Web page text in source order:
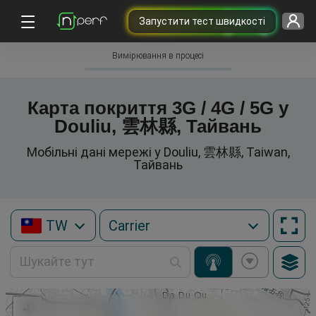
Запустити тест швидкості
Вимірювання в процесі
Карта покриття 3G / 4G / 5G у
Douliu, 雲林縣, Тайвань
Мобільні дані мережі у Douliu, 雲林縣, Taiwan,
Тайвань
TW